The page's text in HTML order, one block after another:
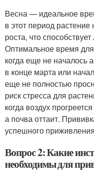
Весна — идеальное
в этот период
роста, что
Оптимальное время
когда еще не началось
в конце марта или
еще не полностью
риск стресса для
когда воздух
а почва оттаит.
успешного
Вопрос 2: Какие
необходимы для